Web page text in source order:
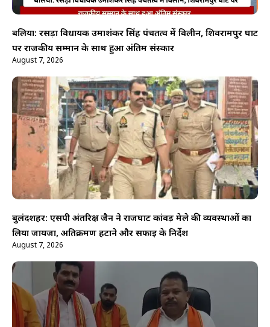
बलिया: रसड़ा विधायक उमाशंकर सिंह पंचतत्व में विलीन, शिवरामपुर घाट
पर राजकीय सम्मान के साथ हुआ अंतिम संस्कार
August 7, 2026
बुलंदशहर: एसपी अंतरिक्ष जैन ने राजघाट कांवड़ मेले की व्यवस्थाओं का
लिया जायजा, अतिक्रमण हटाने और सफाई के निर्देश
August 7, 2026